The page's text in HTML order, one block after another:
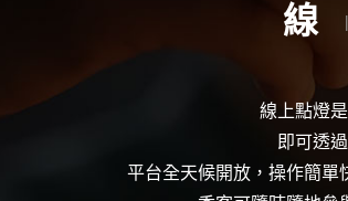
線
線上點燈
即可透
平台全天候開放，操作簡單